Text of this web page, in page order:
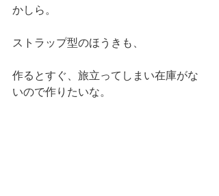
かしら。
ストラップ型のほうきも、
作るとすぐ、旅立ってしまい在庫がな
いので作りたいな。